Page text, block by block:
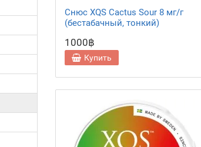
Снюс XQS Cactus Sour 8 мг/г
(бестабачный, тонкий)
1000฿
Купить